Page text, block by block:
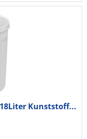
18Liter Kunststoff...